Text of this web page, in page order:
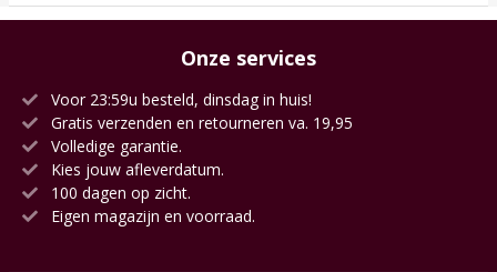
Onze services
Voor 23:59u besteld, dinsdag in huis!
Gratis verzenden en retourneren va. 19,95
Volledige garantie.
Kies jouw afleverdatum.
100 dagen op zicht.
Eigen magazijn en voorraad.